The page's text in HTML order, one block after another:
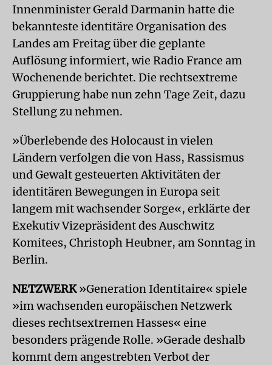
Innenminister Gerald Darmanin hatte die
bekannteste identitäre Organisation des
Landes am Freitag über die geplante
Auflösung informiert, wie Radio France am
Wochenende berichtet. Die rechtsextreme
Gruppierung habe nun zehn Tage Zeit, dazu
Stellung zu nehmen.
»Überlebende des Holocaust in vielen
Ländern verfolgen die von Hass, Rassismus
und Gewalt gesteuerten Aktivitäten der
identitären Bewegungen in Europa seit
langem mit wachsender Sorge«, erklärte der
Exekutiv Vizepräsident des Auschwitz
Komitees, Christoph Heubner, am Sonntag in
Berlin.
NETZWERK»Generation Identitaire« spiele
»im wachsenden europäischen Netzwerk
dieses rechtsextremen Hasses« eine
besonders prägende Rolle. »Gerade deshalb
kommt dem angestrebten Verbot der